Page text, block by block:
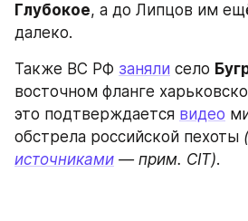
Глубокое, а до Липцов им
далеко.
Также ВС РФ заняли село
восточном фланге
это подтверждается видео
обстрела российской пехоты
источниками — прим. CIT).